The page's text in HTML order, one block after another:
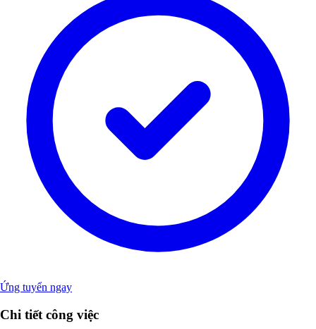
Ứng tuyển ngay
Chi tiết công việc